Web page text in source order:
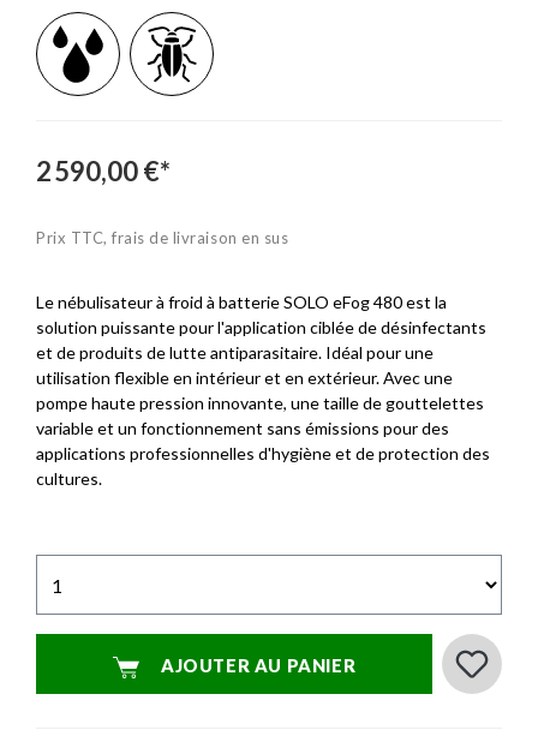
2 590,00 €*
Prix TTC, frais de livraison en sus
Le nébulisateur à froid à batterie SOLO eFog 480 est la
solution puissante pour l'application ciblée de désinfectants
et de produits de lutte antiparasitaire. Idéal pour une
utilisation flexible en intérieur et en extérieur. Avec une
pompe haute pression innovante, une taille de gouttelettes
variable et un fonctionnement sans émissions pour des
applications professionnelles d'hygiène et de protection des
cultures.
AJOUTER AU PANIER